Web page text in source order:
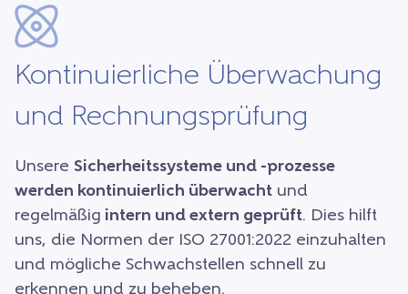
Kontinuierliche Überwachung
und Rechnungsprüfung
Unsere Sicherheitssysteme und -prozesse
werden kontinuierlich überwacht und
regelmäßig intern und extern geprüft. Dies hilft
uns, die Normen der ISO 27001:2022 einzuhalten
und mögliche Schwachstellen schnell zu
erkennen und zu beheben.